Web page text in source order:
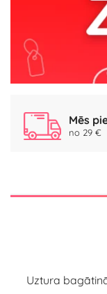
Mēs
no 29 €
Uztura